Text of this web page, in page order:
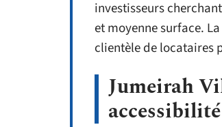
investisseurs
et moyenne surface.
clientèle de locataires
Jumeirah